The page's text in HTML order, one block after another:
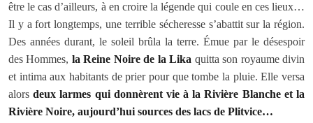
être le cas d’ailleurs, à en croire la légende qui coule en ces lieux…
Il y a fort longtemps, une terrible sécheresse s’abattit sur la région.
Des années durant, le soleil brûla la terre. Émue par le désespoir
des Hommes, la Reine Noire de la Lika quitta son royaume divin
et intima aux habitants de prier pour que tombe la pluie. Elle versa
alorsdeux larmes qui donnèrent vie à la Rivière Blanche et la
Rivière Noire, aujourd’hui sources des lacs de Plitvice…